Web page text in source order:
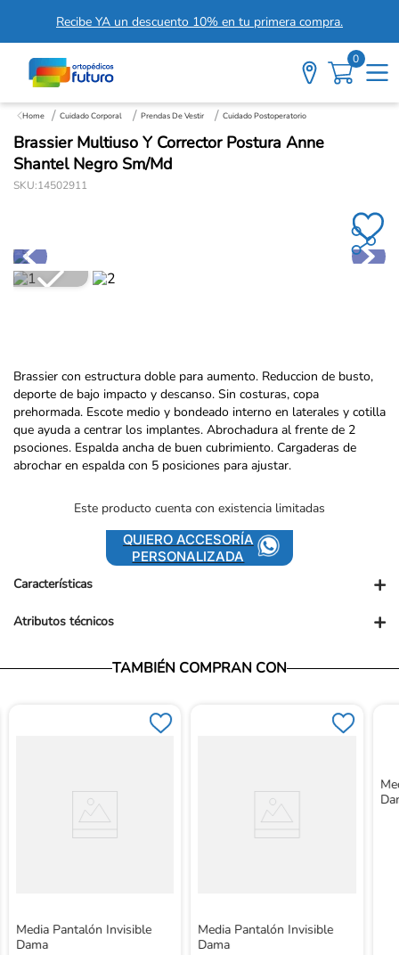
Recibe YA un descuento 10% en tu primera compra.
0
Cuidado Corporal Prendas De Vestir Cuidado Postoperatorio
Brassier Multiuso Y Corrector Postura Anne
Shantel Negro Sm/Md
SKU:14502911
Brassier con estructura doble para aumento. Reduccion de busto,
deporte de bajo impacto y descanso. Sin costuras, copa
prehormada. Escote medio y bondeado interno en laterales y cotilla
que ayuda a centrar los implantes. Abrochadura al frente de 2
psociones. Espalda ancha de buen cubrimiento. Cargaderas de
abrochar en espalda con 5 posiciones para ajustar.
Este producto cuenta con existencia limitadas
QUIERO ACCESORÍA
PERSONALIZADA
Características
+
Presentación comercial: UND
Atributos técnicos +
Vendedor: Ortopédicos Futuro
Garantía: Para conocer nuestra políticas de garantía, ingresa al
Términos y Condiciones: Para conocer nuestros términos y
ingresa al siguiente link:
https://www.ortopedicosfuturo.com/reversion-de-pago
TAMBIÉN COMPRAN CON
Media Pantalón Invisible
Dama
Media Pantalón Invisible
Dama